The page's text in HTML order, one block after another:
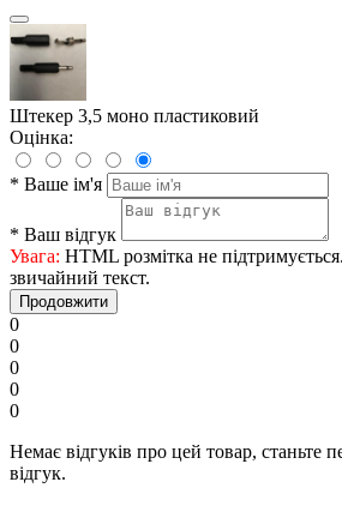
Штекер 3,5 моно пластиковий
Оцінка:
* Ваше ім'я
* Ваш відгук
Увага: HTML розмітка не
звичайний текст.
Продовжити
0
0
0
0
0
Немає відгуків про цей товар, станьте
відгук.